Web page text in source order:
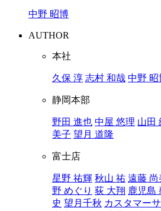
中野 昭博
AUTHOR
本社
久保 淳 志村 和哉 中野 昭
静岡本部
野田 進也 中屋 悠理 山田
美子 望月 道隆
富士店
星野 祐輝 秋山 祐 遠藤 尚
野 めぐり 荻 大翔 鹿児島
史 望月千秋 カスタマー